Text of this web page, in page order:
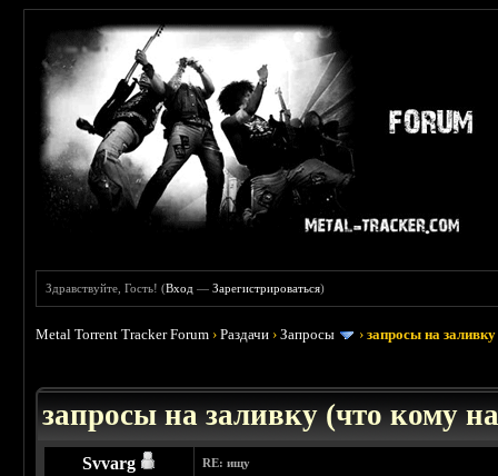
Здравствуйте, Гость! (Вход —Зарегистрироваться)
Metal Torrent Tracker Forum ›Раздачи ›Запросы ›запросы на
запросы на заливку (что кому
Svvarg RE: ищу